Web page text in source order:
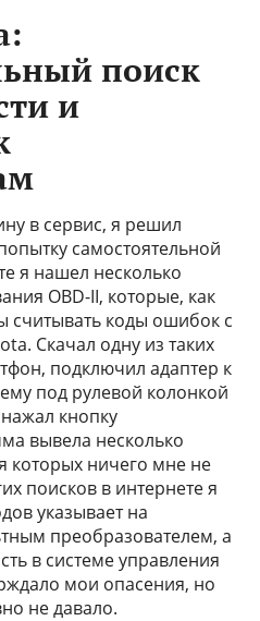
поиск
и
в сервис, я решил
самостоятельной
я нашел несколько
OBD-II, которые, как
считывать коды ошибок с
Скачал одну из таких
подключил адаптер к
под рулевой колонкой
кнопку
вывела несколько
которых ничего мне не
поисков в интернете я
указывает на
преобразователем, а
в системе управления
мои опасения, но
не давало.